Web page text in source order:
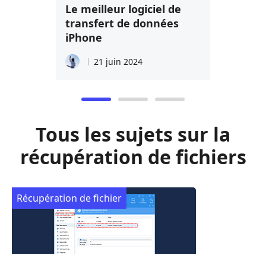
Le meilleur logiciel de
transfert de données
iPhone
21 juin 2024
Tous les sujets sur la
récupération de fichiers
Récupération de fichier